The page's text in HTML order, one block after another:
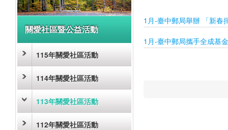
關愛社區暨公益活動
115年關愛社區活動
114年關愛社區活動
113年關愛社區活動
112年關愛社區活動
1月-臺中郵局舉辦 「新
1月-臺中郵局攜手全成基